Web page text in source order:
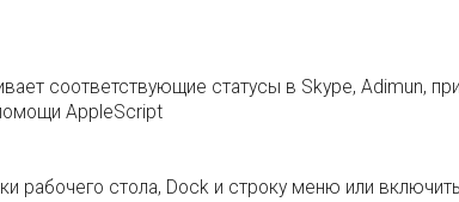
соответствующие статусы в Skype, Adimun,
AppleScript
рабочего стола, Dock и строку меню или